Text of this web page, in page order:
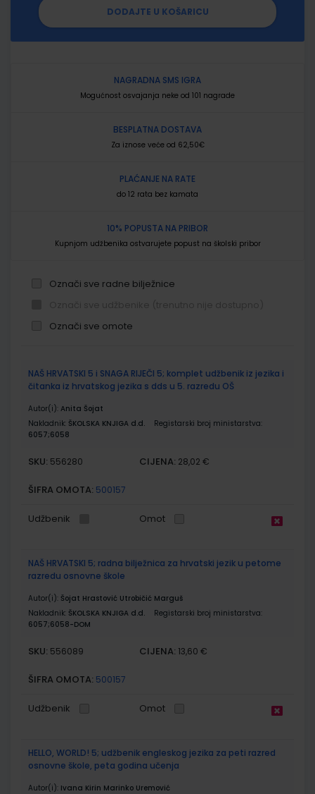
DODAJTE U KOŠARICU
NAGRADNA SMS IGRA
Mogućnost osvajanja neke od 101 nagrade
BESPLATNA DOSTAVA
Za iznose veće od 62,50€
PLAĆANJE NA RATE
do 12 rata bez kamata
10% POPUSTA NA PRIBOR
Kupnjom udžbenika ostvarujete popust na školski pribor
Označi sve radne bilježnice
Označi sve omote
proizvodi
NAŠ HRVATSKI 5 i SNAGA RIJEČI 5; komplet udžbenik iz jezika i
čitanka iz hrvatskog jezika s dds u 5. razredu OŠ
Autor(i): Anita Šojat
Nakladnik: ŠKOLSKA KNJIGA d.d.
Registarski broj ministarstva:
6057;6058
SKU: 556280 CIJENA: 28,02 €
ŠIFRA OMOTA: 500157
Udžbenik Omot
NAŠ HRVATSKI 5; radna bilježnica za hrvatski jezik u petome
razredu osnovne škole
Autor(i): Šojat Hrastović Utrobičić Marguš
Nakladnik: ŠKOLSKA KNJIGA d.d.
Registarski broj ministarstva:
6057;6058-DOM
SKU: 556089 CIJENA: 13,60 €
ŠIFRA OMOTA: 500157
Udžbenik Omot
HELLO, WORLD! 5; udžbenik engleskog jezika za peti razred
osnovne škole, peta godina učenja
Autor(i): Ivana Kirin Marinko Uremović